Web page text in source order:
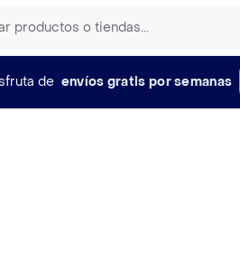
de envíos gratis por semanas